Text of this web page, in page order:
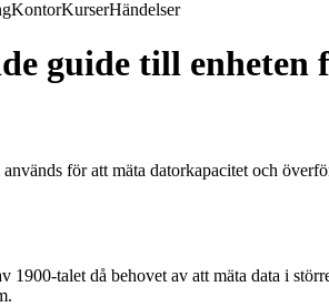
KontorKurserHändelser
guide till
för att mäta datorkapacitet och
1900-talet då behovet av att mäta data i